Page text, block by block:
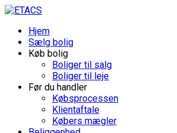
Hjem
Sælg bolig
Køb bolig
Boliger til salg
Boliger til leje
Før du handler
Købsprocessen
Klientaftale
Købers mægler